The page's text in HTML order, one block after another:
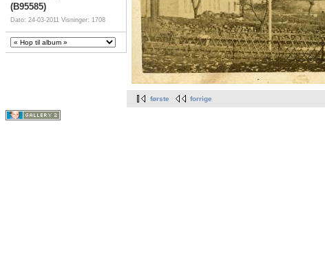
(B95585)
Dato: 24-03-2011 Visninger: 1708
første forrige